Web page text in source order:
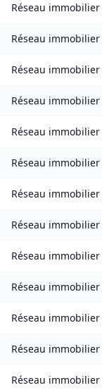
Réseau immobilier
Réseau immobilier
Réseau immobilier
Réseau immobilier
Réseau immobilier
Réseau immobilier
Réseau immobilier
Réseau immobilier
Réseau immobilier
Réseau immobilier
Réseau immobilier
Réseau immobilier
Réseau immobilier